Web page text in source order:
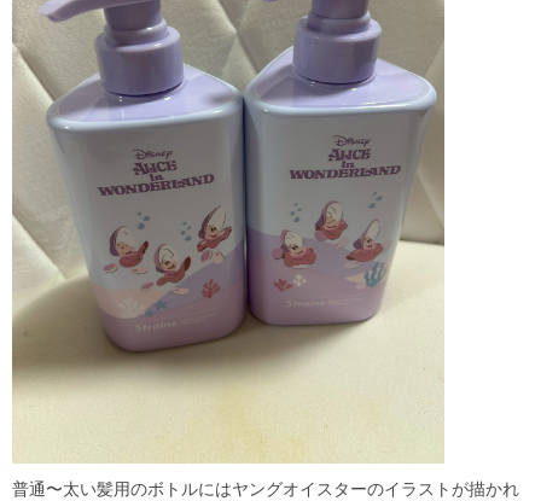
普通〜太い髪用のボトルにはヤングオイスターのイラストが描かれ